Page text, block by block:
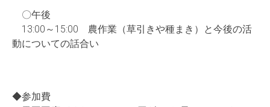
〇午後
13:00～15:00 農作業（草引きや種まき）と今後の活
動についての話合い
◆参加費